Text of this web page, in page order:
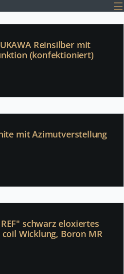
Reinsilber mit
(konfektioniert)
mit Azimutverstellung
schwarz eloxiertes
Wicklung, Boron MR